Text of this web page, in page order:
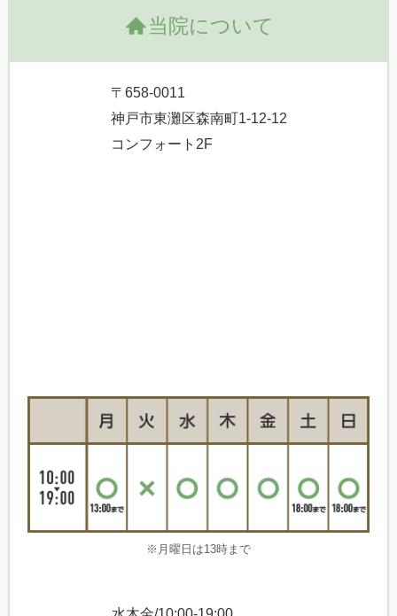
当院について
〒658-0011
神戸市東灘区森南町1-12-12
コンフォート2F
※月曜日は13時まで